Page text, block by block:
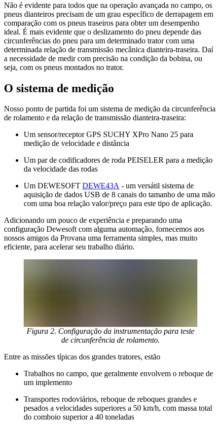
Não é evidente para todos que na operação avançada no campo, os
pneus dianteiros precisam de um grau específico de derrapagem em
comparação com os pneus traseiros para obter um desempenho
ideal. É mais evidente que o deslizamento do pneu depende das
circunferências do pneu para um determinado trator com uma
determinada relação de transmissão mecânica dianteira-traseira. Daí
a necessidade de medir com precisão na condição da bobina, ou
seja, com os pneus montados no trator.
O sistema de medição
Nosso ponto de partida foi um sistema de medição da circunferência
de rolamento e da relação de transmissão dianteira-traseira:
Um sensor/receptor GPS SUCHY XPro Nano 25 para
medição de velocidade e distância
Um par de codificadores de roda PEISELER para a medição
da velocidade das rodas
Um DEWESOFT DEWE43A - um versátil sistema de
aquisição de dados USB de 8 canais do tamanho de uma mão
com uma boa relação valor/preço para este tipo de aplicação.
Adicionando um pouco de experiência e preparando uma
configuração Dewesoft com alguma automação, fornecemos aos
nossos amigos da Provana uma ferramenta simples, mas muito
eficiente, para acelerar seu trabalho diário.
Figura 2. Configuração da instrumentação para teste
de circunferência de rolamento.
Entre as missões típicas dos grandes tratores, estão
Trabalhos no campo, que geralmente envolvem o reboque de
um implemento
Transportes rodoviários, reboque de reboques grandes e
pesados ​​a velocidades superiores a 50 km/h, com massa total
do comboio superior a 40 toneladas